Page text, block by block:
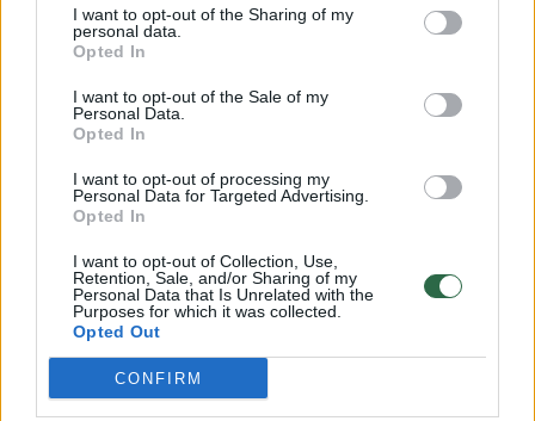
I want to opt-out of the Sharing of my
personal data.
Opted In
I want to opt-out of the Sale of my
Personal Data.
Opted In
I want to opt-out of processing my
Personal Data for Targeted Advertising.
Opted In
I want to opt-out of Collection, Use,
Retention, Sale, and/or Sharing of my
Personal Data that Is Unrelated with the
Purposes for which it was collected.
Opted Out
CONFIRM
druskos, juodųjų pipirų
1 saujelės smulkintų šviežių kalendrų
Kaip gaminti
Vištienos krūtinėles supjaustome nedideliais,
pailgais gabalėliais, apibarstome druska,
pipirais ir įtriname.
Didelėje keptuvėje ant vidutinės ugnies